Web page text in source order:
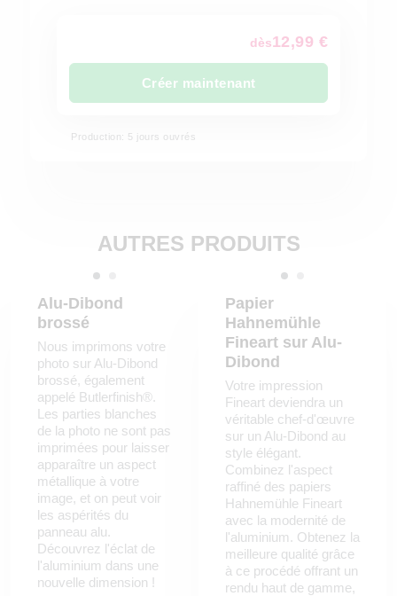
dès12,99 €
Créer maintenant
Production: 5 jours ouvrés
AUTRES PRODUITS
Alu-Dibond
brossé
Nous imprimons votre
photo sur Alu-Dibond
brossé, également
appelé Butlerfinish®.
Les parties blanches
de la photo ne sont pas
imprimées pour laisser
apparaître un aspect
métallique à votre
image, et on peut voir
les aspérités du
panneau alu.
Découvrez l'éclat de
l'aluminium dans une
nouvelle dimension !
Papier
Hahnemühle
Fineart sur Alu-
Dibond
Votre impression
Fineart deviendra un
véritable chef-d'œuvre
sur un Alu-Dibond au
style élégant.
Combinez l'aspect
raffiné des papiers
Hahnemühle Fineart
avec la modernité de
l'aluminium. Obtenez la
meilleure qualité grâce
à ce procédé offrant un
rendu haut de gamme,